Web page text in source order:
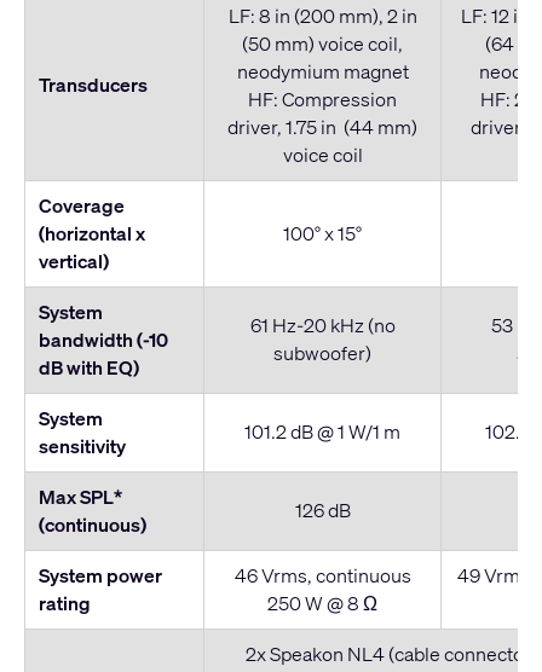
Transducers
LF: 8 in (200 mm), 2 in
(50 mm) voice coil,
neodymium magnet
HF: Compression
driver, 1.75 in (44 mm)
voice coil
LF: 12 in
(64
HF:
driver,
Coverage
(horizontal x
vertical)
100° x 15°
System
bandwidth (-10
dB with EQ)
61 Hz-20 kHz (no
subwoofer)
53
System
sensitivity
101.2 dB @ 1 W/1 m 102.3
Max SPL*
(continuous)
126 dB
System power
rating
46 Vrms, continuous
250 W @ 8 Ω
49 Vrms,
2x Speakon NL4 (cable connector